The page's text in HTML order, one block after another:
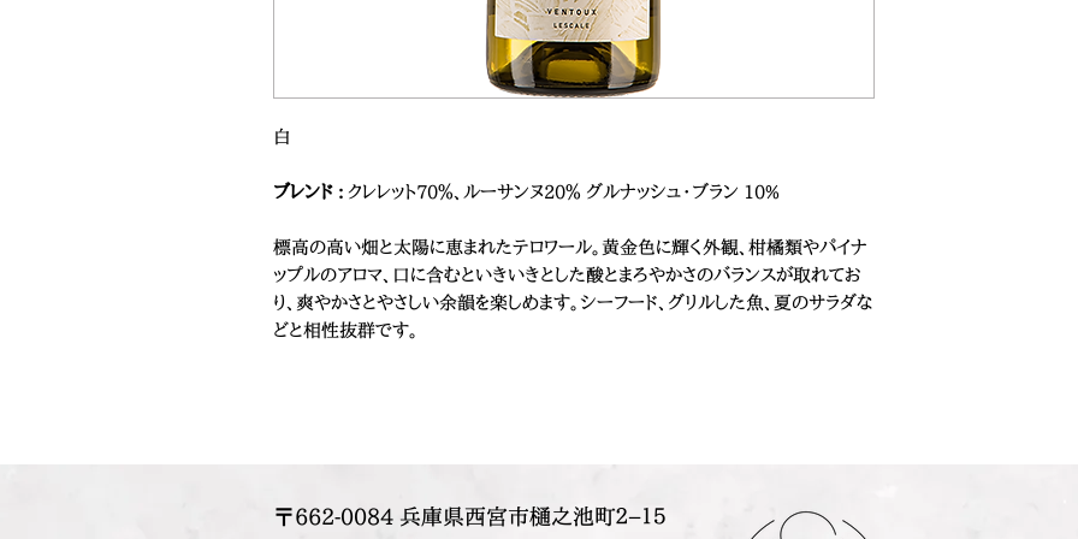
白
ブレンド : クレレット70％、ルーサンヌ20％ グルナッシュ・ブラン 10%
標高の高い畑と太陽に恵まれたテロワール。黄金色に輝く外観、柑橘類やパイナ
ップルのアロマ、口に含むといきいきとした酸とまろやかさのバランスが取れてお
り、爽やかさとやさしい余韻を楽しめます。シーフード、グリルした魚、夏のサラダな
どと相性抜群です。
〒662-0084 兵庫県西宮市樋之池町２−１５